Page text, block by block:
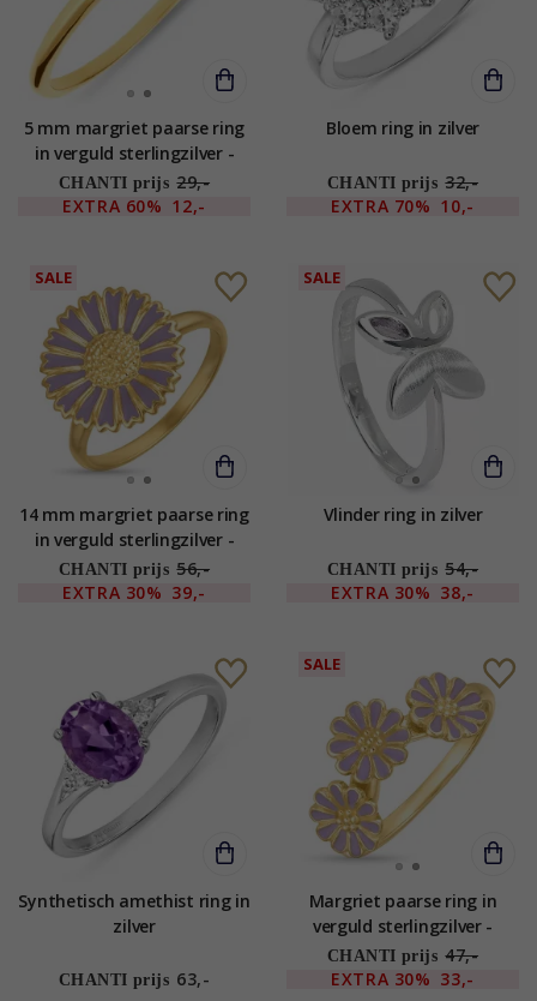
5 mm margriet paarse ring
in verguld sterlingzilver -
Maggie
CHANTI prijs 29,-
EXTRA 60% 12,-
Bloem ring in zilver
CHANTI prijs 32,-
EXTRA 70% 10,-
SALE
14 mm margriet paarse ring
in verguld sterlingzilver -
Marie
CHANTI prijs 56,-
EXTRA 30% 39,-
SALE
Vlinder ring in zilver
CHANTI prijs 54,-
EXTRA 30% 38,-
Synthetisch amethist ring in
zilver
CHANTI prijs 63,-
SALE
Margriet paarse ring in
verguld sterlingzilver -
Maggie
CHANTI prijs 47,-
EXTRA 30% 33,-